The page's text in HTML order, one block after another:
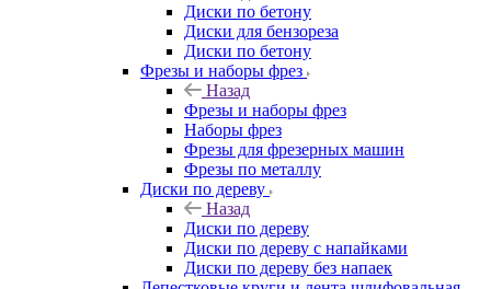
Диски по бетону
Диски для бензореза
Диски по бетону
Фрезы и наборы фрез
Назад
Фрезы и наборы фрез
Наборы фрез
Фрезы для фрезерных машин
Фрезы по металлу
Диски по дереву
Назад
Диски по дереву
Диски по дереву с напайками
Диски по дереву без напаек